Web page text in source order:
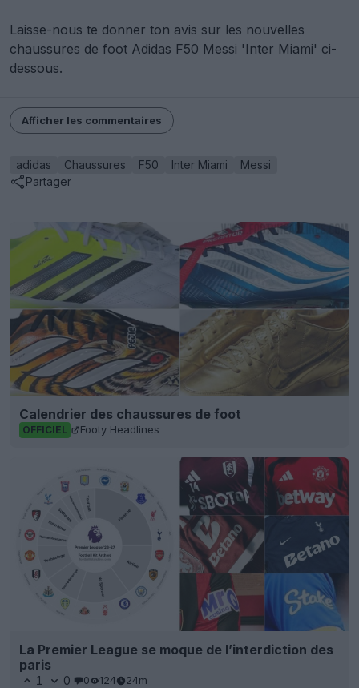
Laisse-nous te donner ton avis sur les nouvelles
chaussures de foot Adidas F50 Messi 'Inter Miami' ci-
dessous.
Afficher les commentaires
adidas Chaussures F50 Inter Miami
Messi
Partager
Calendrier des chaussures de foot
OFFICIEL Footy Headlines
La Premier League se moque de l’interdiction des
paris
1 0 0 124 24m